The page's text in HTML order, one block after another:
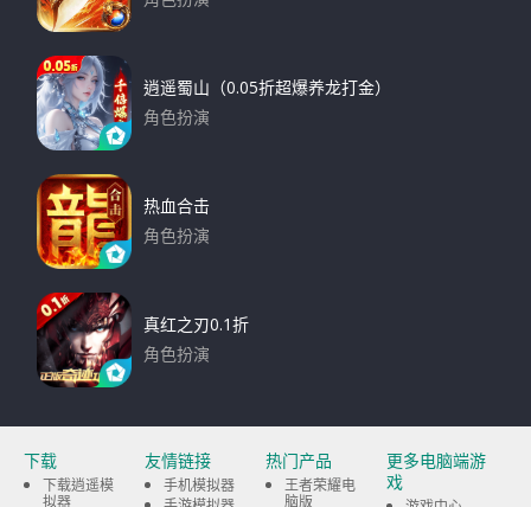
逍遥蜀山（0.05折超爆养龙打金）
角色扮演
热血合击
角色扮演
真红之刃0.1折
角色扮演
下载
下载逍遥模
拟器
友情链接
手机模拟器
热门产品
王者荣耀电
脑版
更多电脑端游
戏